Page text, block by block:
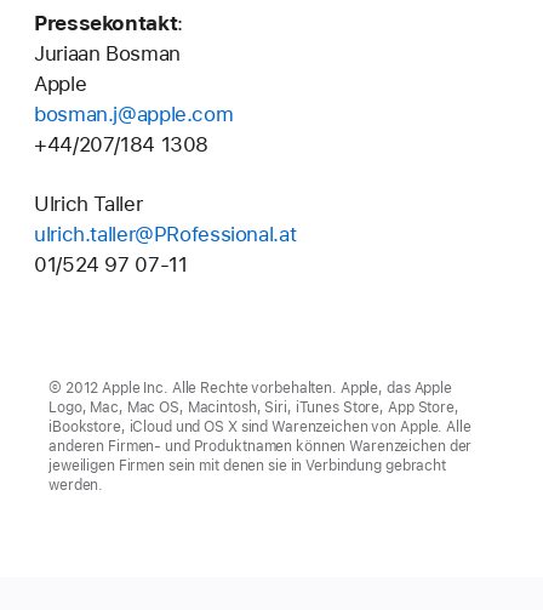
Pressekontakt:
Juriaan Bosman
Apple
bosman.j@apple.com
+44/207/184 1308
Ulrich Taller
ulrich.taller@PRofessional.at
01/524 97 07-11
© 2012 Apple Inc. Alle Rechte vorbehalten. Apple, das Apple
Logo, Mac, Mac OS, Macintosh, Siri, iTunes Store, App Store,
iBookstore, iCloud und OS X sind Warenzeichen von Apple. Alle
anderen Firmen- und Produktnamen können Warenzeichen der
jeweiligen Firmen sein mit denen sie in Verbindung gebracht
werden.